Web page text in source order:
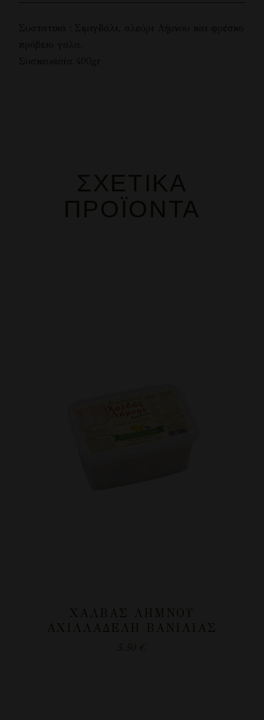
ΣΧΕΤΙΚΆ
ΠΡΟΪΌΝΤΑ
ΧΑΛΒΆΣ ΛΉΜΝΟΥ
ΑΧΙΛΛΑΔΈΛΗ ΒΑΝΊΛΙΑΣ
5.50 €